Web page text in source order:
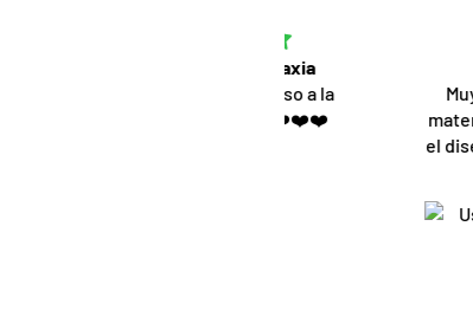
Muy contenta
materiales de
el diseño